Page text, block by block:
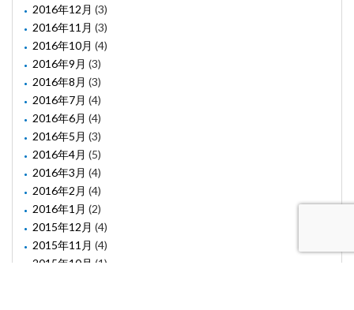
2016年12月 (3)
2016年11月 (3)
2016年10月 (4)
2016年9月 (3)
2016年8月 (3)
2016年7月 (4)
2016年6月 (4)
2016年5月 (3)
2016年4月 (5)
2016年3月 (4)
2016年2月 (4)
2016年1月 (2)
2015年12月 (4)
2015年11月 (4)
2015年10月 (1)